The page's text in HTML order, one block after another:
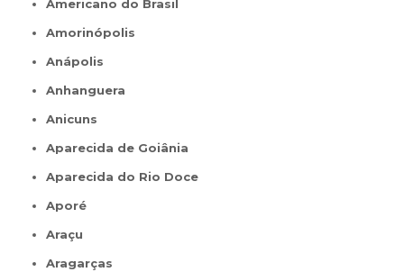
Americano do Brasil
Amorinópolis
Anápolis
Anhanguera
Anicuns
Aparecida de Goiânia
Aparecida do Rio Doce
Aporé
Araçu
Aragarças